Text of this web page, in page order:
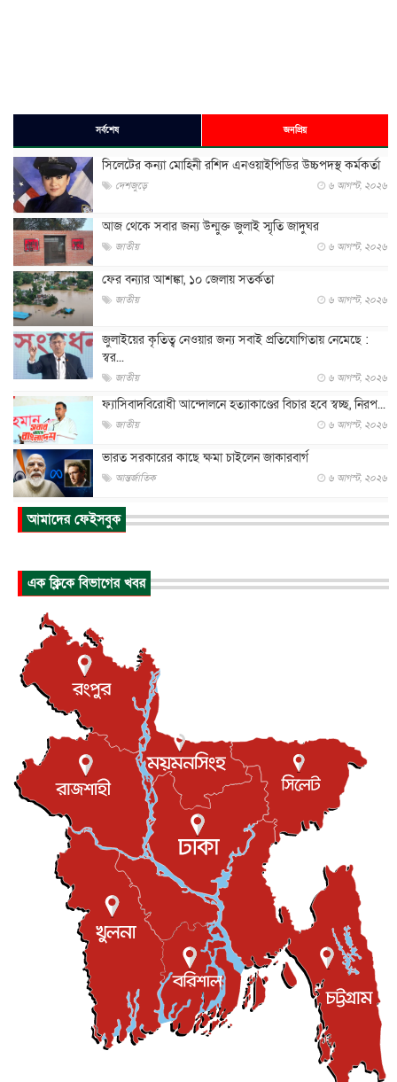
সর্বশেষ জনপ্রিয়
সিলেটের কন্যা মোহিনী রশিদ এনওয়াইপিডির উচ্চপদস্থ কর্মকর্তা
দেশজুড়ে ৬ আগস্ট, ২০২৬
আজ থেকে সবার জন্য উন্মুক্ত জুলাই স্মৃতি জাদুঘর
জাতীয় ৬ আগস্ট, ২০২৬
ফের বন্যার আশঙ্কা, ১০ জেলায় সতর্কতা
জাতীয় ৬ আগস্ট, ২০২৬
জুলাইয়ের কৃতিত্ব নেওয়ার জন্য সবাই প্রতিযোগিতায় নেমেছে :
স্বর...
জাতীয় ৬ আগস্ট, ২০২৬
ফ্যাসিবাদবিরোধী আন্দোলনে হত্যাকাণ্ডের বিচার হবে স্বচ্ছ, নিরপ...
জাতীয় ৬ আগস্ট, ২০২৬
ভারত সরকারের কাছে ক্ষমা চাইলেন জাকারবার্গ
আন্তর্জাতিক ৬ আগস্ট, ২০২৬
আকাশে ট্রাম্পের হেলিকপ্টার ও যাত্রীবাহী বিমান মুখোমুখি, তদন্...
আন্তর্জাতিক
আন্তর্জাতিক ৬ আগস্ট, ২০২৬
টি-টোয়েন্টি ইতিহাসের সর্বোচ্চ রানের মালিক এখন জস বাটলার
বস্তিতে কেটেছে শৈশব, আজ মুম্বাইয়ে দুই বাড়ির মালিক
বিনোদন ৬ আগস্ট, ২০২৬
যুক্তরাজ্যে বসবাসরত জাতীয়তাবাদী কুলাউড়াবাসীর মত বিনিময়
সভা...
ইউকে কমিউনিটি ৫ আগস্ট, ২০২৬
প্রধানমন্ত্রীকে সৌদি আরব সফরের আমন্ত্রণ
জাতীয় ৫ আগস্ট, ২০২৬
জুলাই গণ-অভ্যুত্থান দিবস আজ, স্মরণে দেশজুড়ে কর্মসূচি
জাতীয় ৫ আগস্ট, ২০২৬
জনগণ পরিবর্তন চেয়েছে বলেই জুলাই আন্দোলন সফল :
৫ আগস্ট, ২০২৬
বেনজীর আহমেদের সঙ্গে পরীমনির ঘনিষ্ঠ সম্পর্ক ছিল : নাসির
মাহম...
জাতীয় ৫ আগস্ট, ২০২৬
হরমুজ নিয়ে ইরান-মার্কিন চুক্তি হতে পারে আজ : মার্কিন অর্থমন...
আমাদের ফেইসবুক
এক ক্লিকে বিভাগের খবর